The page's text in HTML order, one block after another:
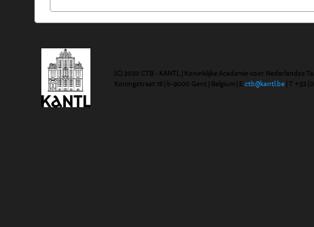
(C) 2020 CTB - KANTL | Koninklijke Academie voor Nederlandse
Koningstraat 18 | b-9000 Gent | Belgium | E ctb@kantl.be | T +32